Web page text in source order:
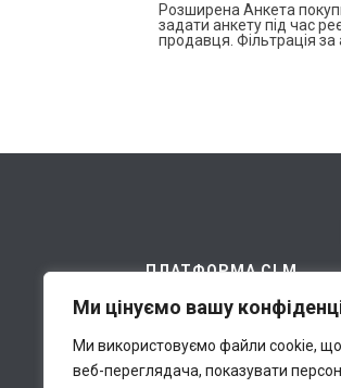
Ми цінуємо вашу
Ми використовуємо файли cookie,
веб-переглядача, показувати
Розширена Анкета
задати анкету під час
продавця. Фільтрація
Біржа купонів
Інструкція з
Інструкція з
Інструкція з
мийок або інших
Інструкція з
ПЛАТФОРМА CLM
Платформа
Модулі
Галузі